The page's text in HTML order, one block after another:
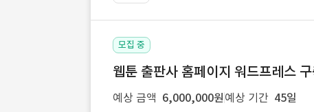
모집 중
웹툰 출판사 홈페이지 워드프레스
예상 금액 6,000,000원 예상 기간 45일